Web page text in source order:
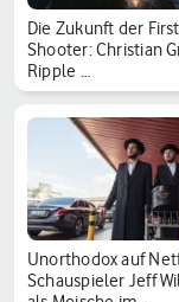
Die Zukunft der
Shooter: Christian
Ripple …
Unorthodox auf
Schauspieler Jeff